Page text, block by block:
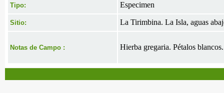
Tipo: Especimen
Sitio: La Tirimbina. La Isla, aguas
Notas de Campo : Hierba gregaria. Pétalos blancos.